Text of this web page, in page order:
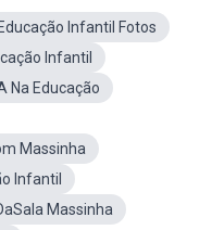
Infantil Fotos
Infantil
Na Educação
Massinha
Infantil
Massinha